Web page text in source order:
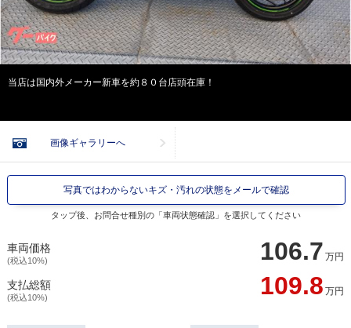
当店は国内外メーカー新車を約８０台店頭在庫！
画像ギャラリーへ
写真ではわからないキズ・汚れの状態をメールで確認
タップ後、お問合せ種別の「車両状態確認」を選択してください
車両価格
(税込10%) 106.7 万円
支払総額
(税込10%) 109.8 万円